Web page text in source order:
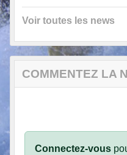
Voir toutes les news
COMMENTEZ LA
Connectez-vous